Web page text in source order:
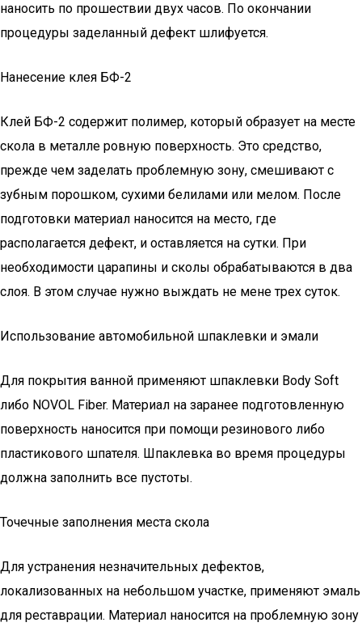
наносить по прошествии двух часов. По окончании
процедуры заделанный дефект шлифуется.
Нанесение клея БФ-2
Клей БФ-2 содержит полимер, который образует на месте
скола в металле ровную поверхность. Это средство,
прежде чем заделать проблемную зону, смешивают с
зубным порошком, сухими белилами или мелом. После
подготовки материал наносится на место, где
располагается дефект, и оставляется на сутки. При
необходимости царапины и сколы обрабатываются в два
слоя. В этом случае нужно выждать не мене трех суток.
Использование автомобильной шпаклевки и эмали
Для покрытия ванной применяют шпаклевки Body Soft
либо NOVOL Fiber. Материал на заранее подготовленную
поверхность наносится при помощи резинового либо
пластикового шпателя. Шпаклевка во время процедуры
должна заполнить все пустоты.
Точечные заполнения места скола
Для устранения незначительных дефектов,
локализованных на небольшом участке, применяют эмаль
для реставрации. Материал наносится на проблемную зону